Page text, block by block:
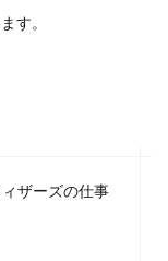
す。
ザーズの仕事